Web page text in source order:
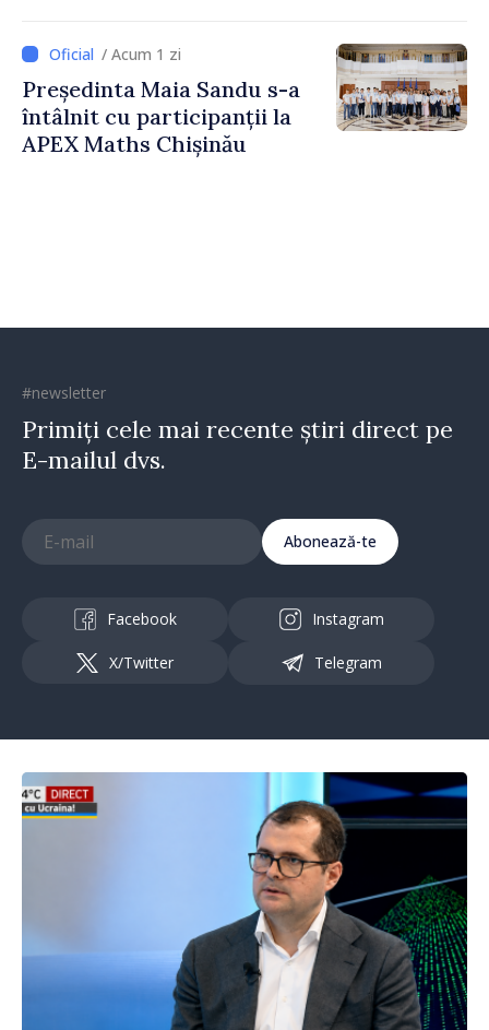
Strategică și Contracarare a
Dezinformării
/ Acum 1 zi
Președinta Maia Sandu s-a
întâlnit cu participanții la
APEX Maths Chișinău
#newsletter
Primiți cele mai recente știri direct pe
E-mailul dvs.
Abonează-te
Facebook Instagram
X/Twitter Telegram